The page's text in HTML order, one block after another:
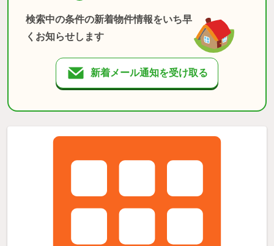
検索中の条件の新着物件情報をいち早
くお知らせします
新着メール通知を受け取る